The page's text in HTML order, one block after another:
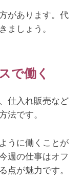
があります。代
ましょう。
で働く
仕入れ販売など
法です。
うに働くことが
週の仕事はオフ
点が魅力です。